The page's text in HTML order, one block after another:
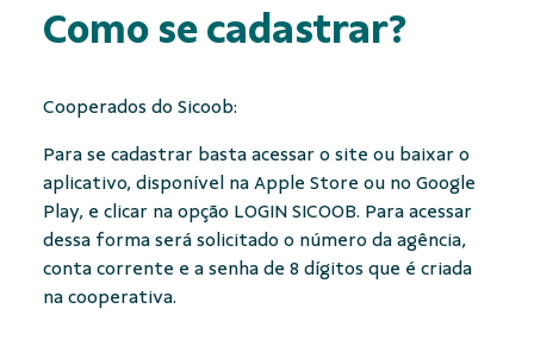
Como se cadastrar?
Cooperados do Sicoob:
Para se cadastrar basta acessar o site ou baixar o
aplicativo, disponível na Apple Store ou no Google
Play, e clicar na opção LOGIN SICOOB. Para acessar
dessa forma será solicitado o número da agência,
conta corrente e a senha de 8 dígitos que é criada
na cooperativa.